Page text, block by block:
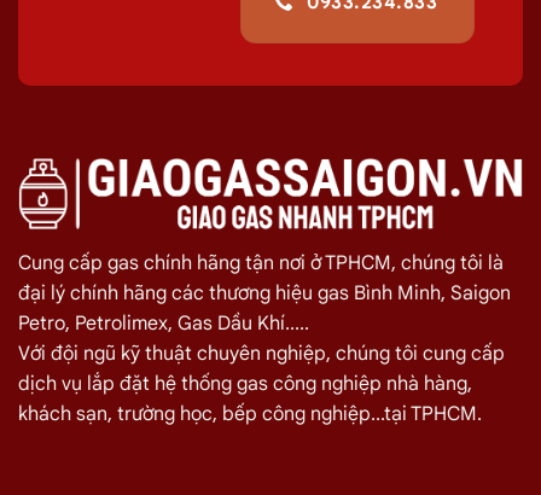
Nhà Phân Phối Gas Hiệp Thành Chuyên phân phối Gas
Totel ELF tại Gò Vấp
Giá Gas TotalGaz ELF Gò Vấp Ngày 05/08
Cung cấp gas chính hãng tận nơi ở TPHCM, chúng tôi là
đại lý chính hãng các thương hiệu gas Bình Minh, Saigon
Petro, Petrolimex, Gas Dầu Khí.....
Với đội ngũ kỹ thuật chuyên nghiệp, chúng tôi cung cấp
dịch vụ lắp đặt hệ thống gas công nghiệp nhà hàng,
khách sạn, trường học, bếp công nghiệp...tại TPHCM.